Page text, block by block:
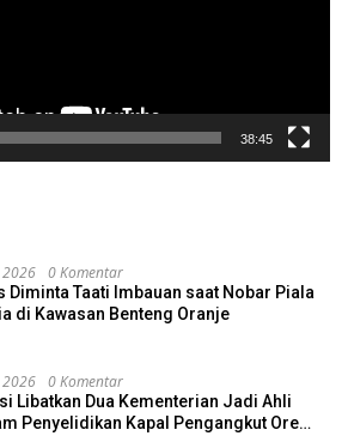
38:45
2026 0 Komentar
Diminta Taati Imbauan saat Nobar Piala
di Kawasan Benteng Oranje
2026 0 Komentar
Libatkan Dua Kementerian Jadi Ahli
Penyelidikan Kapal Pengangkut Ore